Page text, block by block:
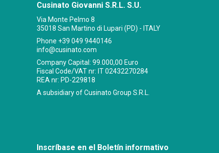
Cusinato Giovanni S.R.L. S.U.
Via Monte Pelmo 8
35018 San Martino di Lupari (PD) - ITALY
Phone +39 049 9440146
info@cusinato.com
Company Capital: 99.000,00 Euro
Fiscal Code/VAT nr: IT 02432270284
REA nr: PD-229818
A subsidiary of Cusinato Group S.R.L.
Inscríbase en el Boletín informativo